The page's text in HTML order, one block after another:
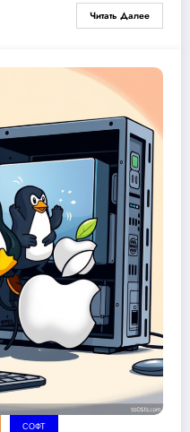
Читать Далее
СОФТ